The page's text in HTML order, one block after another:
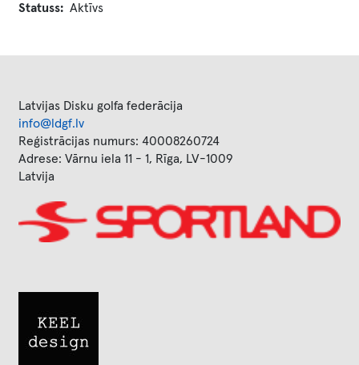
Statuss
Aktīvs
Latvijas Disku golfa federācija
info@ldgf.lv
Reģistrācijas numurs: 40008260724
Adrese: Vārnu iela 11 - 1, Rīga, LV-1009
Latvija
Image